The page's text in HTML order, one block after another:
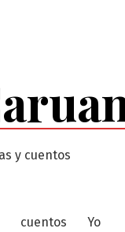
y cuentos
cuentos Yo